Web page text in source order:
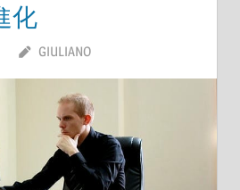
化
GIULIANO